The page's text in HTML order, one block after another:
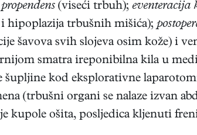
(viseći trbuh); eventeracija
hipoplazija trbušnih mišića);
šavova svih slojeva osim kože) i
smatra ireponibilna kila u
kod eksplorativne
(trbušni organi se nalaze izvan
kupole ošita, posljedica kljenuti